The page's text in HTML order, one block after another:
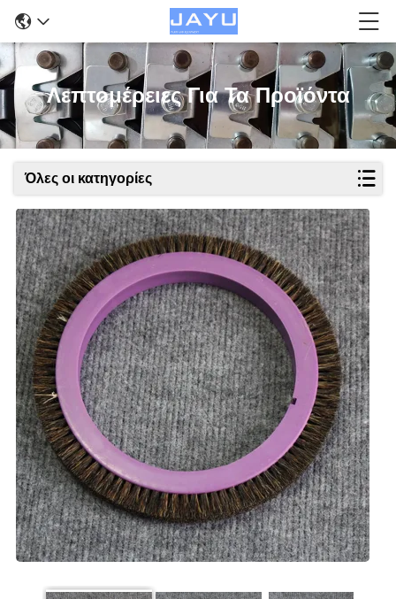
Λεπτομέρειες Για Τα Προϊόντα
Όλες οι κατηγορίες